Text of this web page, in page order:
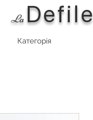
La Defile
Категорія